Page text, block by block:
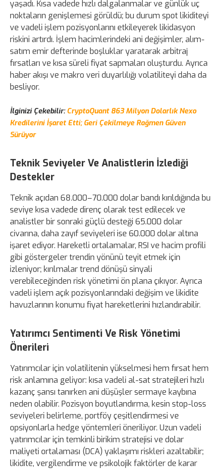
yaşadı. Kısa vadede hızlı dalgalanmalar ve günlük uç
noktaların genişlemesi görüldü; bu durum spot likiditeyi
ve vadeli işlem pozisyonlarını etkileyerek likidasyon
riskini artırdı. İşlem hacimlerindeki ani değişimler, alım-
satım emir defterinde boşluklar yaratarak arbitraj
fırsatları ve kısa süreli fiyat sapmaları oluşturdu. Ayrıca
haber akışı ve makro veri duyarlılığı volatiliteyi daha da
besliyor.
İlginizi Çekebilir: CryptoQuant 863 Milyon Dolarlık Nexo
Kredilerini İşaret Etti; Geri Çekilmeye Rağmen Güven
Sürüyor
Teknik Seviyeler Ve Analistlerin İzlediği
Destekler
Teknik açıdan 68.000–70.000 dolar bandı kırıldığında bu
seviye kısa vadede direnç olarak test edilecek ve
analistler bir sonraki güçlü desteği 65.000 dolar
civarına, daha zayıf seviyeleri ise 60.000 dolar altına
işaret ediyor. Hareketli ortalamalar, RSI ve hacim profili
gibi göstergeler trendin yönünü teyit etmek için
izleniyor; kırılmalar trend dönüşü sinyali
verebileceğinden risk yönetimi ön plana çıkıyor. Ayrıca
vadeli işlem açık pozisyonlarındaki değişim ve likidite
havuzlarının konumu fiyat hareketlerini hızlandırabilir.
Yatırımcı Sentimenti Ve Risk Yönetimi
Önerileri
Yatırımcılar için volatilitenin yükselmesi hem fırsat hem
risk anlamına geliyor: kısa vadeli al-sat stratejileri hızlı
kazanç şansı tanırken ani düşüşler sermaye kaybına
neden olabilir. Pozisyon boyutlandırma, kesin stop-loss
seviyeleri belirleme, portföy çeşitlendirmesi ve
opsiyonlarla hedge yöntemleri öneriliyor. Uzun vadeli
yatırımcılar için temkinli birikim stratejisi ve dolar
maliyeti ortalaması (DCA) yaklaşımı riskleri azaltabilir;
likidite, vergilendirme ve psikolojik faktörler de karar